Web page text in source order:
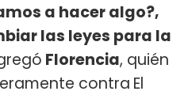
a hacer algo?,
las leyes para la
Florencia, quién
contra El